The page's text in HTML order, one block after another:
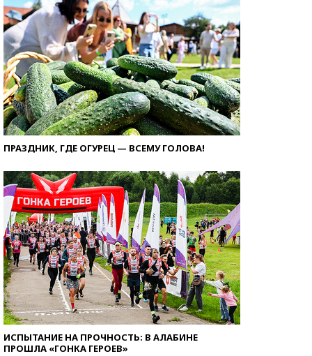
ПРАЗДНИК, ГДЕ ОГУРЕЦ — ВСЕМУ ГОЛОВА!
ИСПЫТАНИЕ НА ПРОЧНОСТЬ: В АЛАБИНЕ
ПРОШЛА «ГОНКА ГЕРОЕВ»